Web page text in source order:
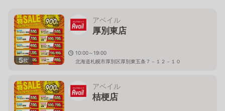
5枚
アベイル
厚別東店
10:00～19:00
北海道札幌市厚別区厚別東五条７－１２－１０
アベイル
桔梗店